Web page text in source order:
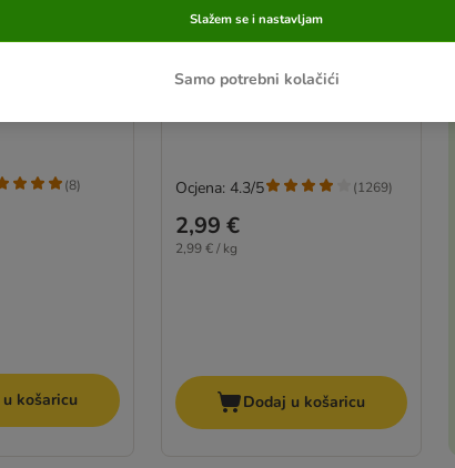
- jež Zotti s
(8)
košaricu
Trixie igračka za pse - sivi
konopac za igranje
37 cm s 2 čvora, sivi
2,99 €
2,99 € / kg
Ocjena: 4.3/5 (1269)
Dodaj u košaricu
Samo potrebni kolačići
Slažem se i nastavljam